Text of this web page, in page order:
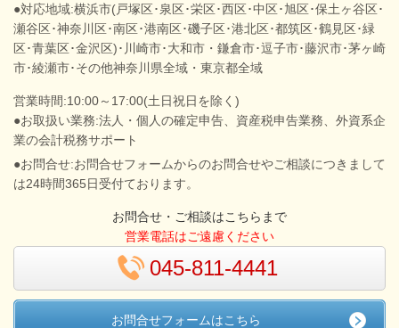
●対応地域:横浜市(戸塚区･泉区･栄区･西区･中区･旭区･保土ヶ谷区･
瀬谷区･神奈川区･南区･港南区･磯子区･港北区･都筑区･鶴見区･緑
区･青葉区･金沢区)･川崎市･大和市・鎌倉市･逗子市･藤沢市･茅ヶ崎
市･綾瀬市･その他神奈川県全域・東京都全域
営業時間:10:00～17:00(土日祝日を除く)
●お取扱い業務:法人・個人の確定申告、資産税申告業務、外資系企
業の会計税務サポート
●お問合せ:お問合せフォームからのお問合せやご相談につきまして
は24時間365日受付ております。
お問合せ・ご相談はこちらまで
営業電話はご遠慮ください
045-811-4441
お問合せフォームはこちら